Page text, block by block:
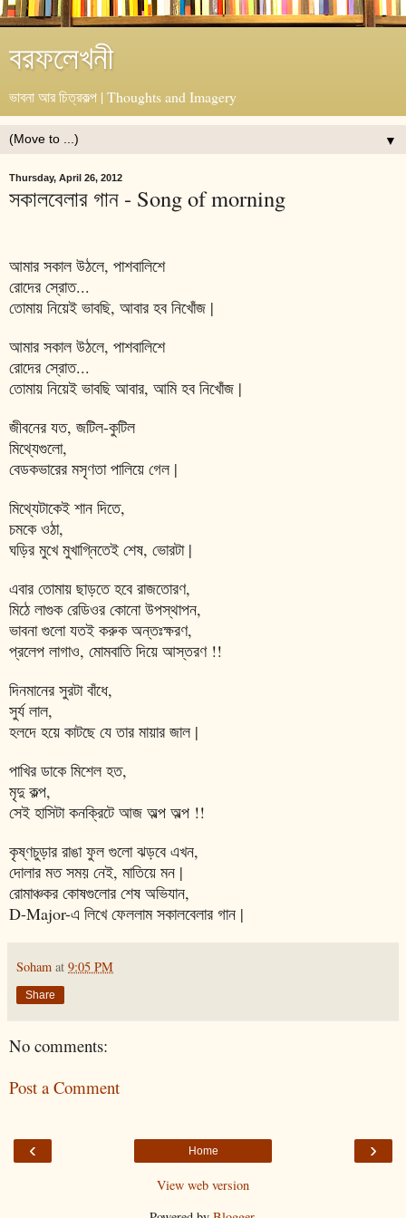
বরফলেখনী
ভাবনা আর চিত্রকল্প | Thoughts and Imagery
▼
Thursday, April 26, 2012
সকালবেলার গান - Song of morning
আমার সকাল উঠলে, পাশবালিশে
রোদের স্রোত...
তোমায় নিয়েই ভাবছি, আবার হব নিখোঁজ |
আমার সকাল উঠলে, পাশবালিশে
রোদের স্রোত...
তোমায় নিয়েই ভাবছি আবার, আমি হব নিখোঁজ |
জীবনের যত, জটিল-কুটিল
মিথ্যেগুলো,
বেডকভারের মসৃণতা পালিয়ে গেল |
মিথ্যেটাকেই শান দিতে,
চমকে ওঠা,
ঘড়ির মুখে মুখাগ্নিতেই শেষ, ভোরটা |
এবার তোমায় ছাড়তে হবে রাজতোরণ,
মিঠে লাগুক রেডিওর কোনো উপস্থাপন,
ভাবনা গুলো যতই করুক অন্তঃক্ষরণ,
প্রলেপ লাগাও, মোমবাতি দিয়ে আস্তরণ !!
দিনমানের সুরটা বাঁধে,
সুর্য লাল,
হলদে হয়ে কাটছে যে তার মায়ার জাল |
পাখির ডাকে মিশেল হত,
মৃদু কল্প,
সেই হাসিটা কনক্রিটে আজ অল্প অল্প !!
কৃষ্ণচুড়ার রাঙা ফুল গুলো ঝড়বে এখন,
দোলার মত সময় নেই, মাতিয়ে মন |
রোমাঞ্চকর কোষগুলোর শেষ অভিযান,
D-Major-এ লিখে ফেললাম সকালবেলার গান |
Soham at 9:05 PM
Share
No comments:
Post a Comment
‹ ›
Home
View web version